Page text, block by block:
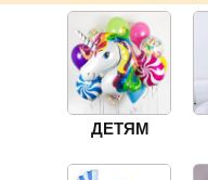
ДЕТЯМ